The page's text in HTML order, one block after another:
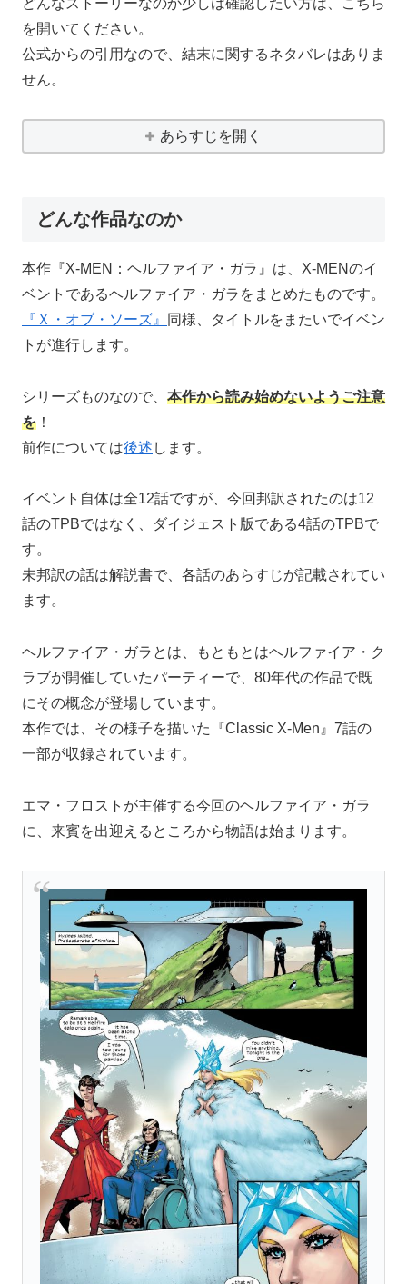
どんなストーリーなのか少しは確認したい方は、こちら
を開いてください。
公式からの引用なので、結末に関するネタバレはありま
せん。
あらすじを開く
どんな作品なのか
本作『X-MEN：ヘルファイア・ガラ』は、X-MENのイ
ベントであるヘルファイア・ガラをまとめたものです。
『Ｘ・オブ・ソーズ』
同様、タイトルをまたいでイベン
トが進行します。
シリーズものなので、 本作から読み始めないようご注意
を ！
前作については後述 します。
イベント自体は全12話ですが、今回邦訳されたのは12
話のTPBではなく、ダイジェスト版である4話のTPBで
す。
未邦訳の話は解説書で、各話のあらすじが記載されてい
ます。
ヘルファイア・ガラとは、もともとはヘルファイア・ク
ラブが開催していたパーティーで、80年代の作品で既
にその概念が登場しています。
本作では、その様子を描いた『Classic X-Men』7話の
一部が収録されています。
エマ・フロストが主催する今回のヘルファイア・ガラ
に、来賓を出迎えるところから物語は始まります。